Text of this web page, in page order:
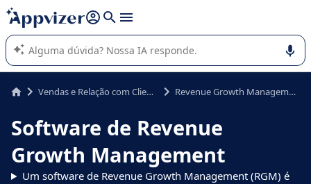
de nossa IA (várias linhas com
A IA do Appvizer o orienta no uso ou na seleção de software
SaaS para sua empresa.
Vendas e Relação com Cliente Revenue Growth Management
Software de Revenue
Growth Management
Um software de Revenue Growth Management (RGM) é